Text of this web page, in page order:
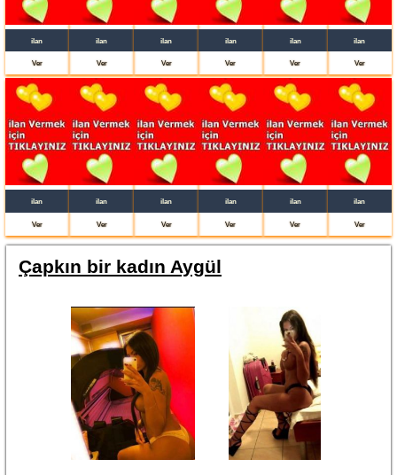
ilan
Ver
ilan
Ver
ilan
Ver
ilan
Ver
ilan
Ver
ilan
Ver
ilan
Ver
ilan
Ver
ilan
Ver
ilan
Ver
ilan
Ver
ilan
Ver
Çapkın bir kadın Aygül